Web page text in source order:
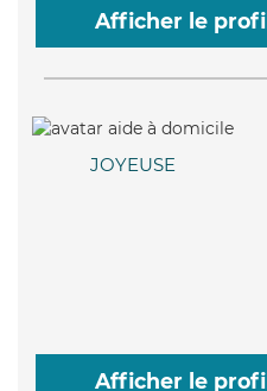
Afficher le profil
JOYEUSE
Afficher le profil